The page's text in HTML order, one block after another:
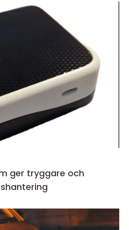
ger tryggare och